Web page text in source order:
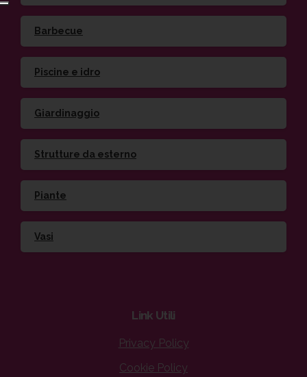
Barbecue
Piscine e idro
Giardinaggio
Strutture da esterno
Piante
Vasi
Link Utili
Privacy Policy
Cookie Policy